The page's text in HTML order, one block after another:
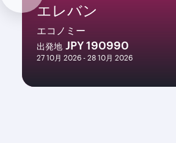
エレバン
エコノミー
出発地 JPY 190990
27 10月 2026 - 28 10月 2026